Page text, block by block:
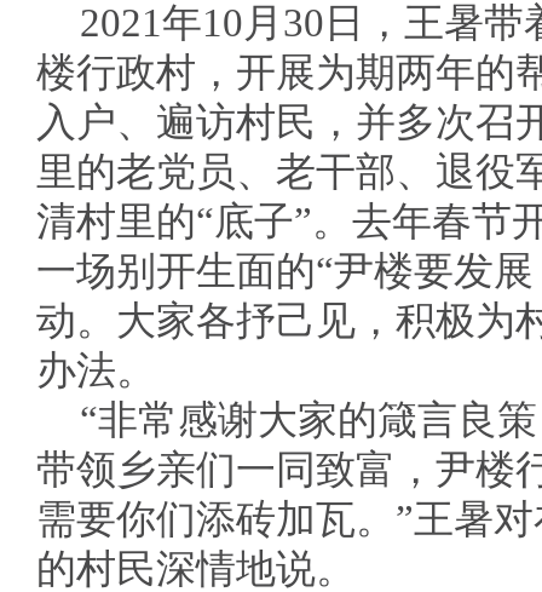
2021年10月30日，王暑
楼行政村，开展为期两年的
入户、遍访村民，并多次召
里的老党员、老干部、退役
清村里的“底子”。去年春节
一场别开生面的“尹楼要发
动。大家各抒己见，积极为
办法。
“非常感谢大家的箴言良
带领乡亲们一同致富，尹楼
需要你们添砖加瓦。”王暑
的村民深情地说。